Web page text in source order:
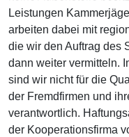
Leistungen
arbeiten dabei mit
die wir den Auftrag des
dann weiter vermitteln.
sind wir nicht für die
der Fremdfirmen und
verantwortlich.
der Kooperationsfirma